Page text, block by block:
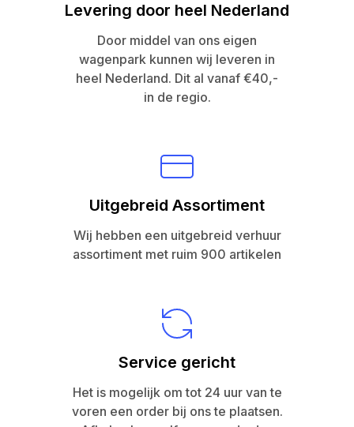
Levering door heel Nederland
Door middel van ons eigen
wagenpark kunnen wij leveren in
heel Nederland. Dit al vanaf €40,-
in de regio.
Uitgebreid Assortiment
Wij hebben een uitgebreid verhuur
assortiment met ruim 900 artikelen
Service gericht
Het is mogelijk om tot 24 uur van te
voren een order bij ons te plaatsen.